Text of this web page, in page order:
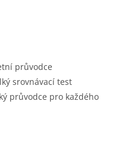
průvodce
srovnávací test
průvodce pro každého